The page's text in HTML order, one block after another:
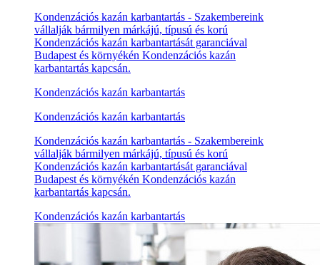
Kondenzációs kazán karbantartás - Szakembereink
vállalják bármilyen márkájú, típusú és korú
Kondenzációs kazán karbantartását garanciával
Budapest és környékén Kondenzációs kazán
karbantartás kapcsán.
Kondenzációs kazán karbantartás
Kondenzációs kazán karbantartás
Kondenzációs kazán karbantartás - Szakembereink
vállalják bármilyen márkájú, típusú és korú
Kondenzációs kazán karbantartását garanciával
Budapest és környékén Kondenzációs kazán
karbantartás kapcsán.
Kondenzációs kazán karbantartás